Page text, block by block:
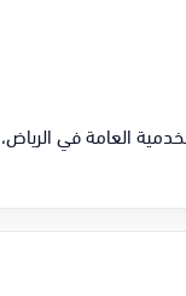
العامة في